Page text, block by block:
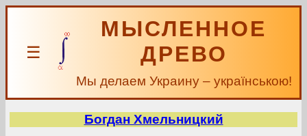
☰
МЫСЛЕННОЕ
ДРЕВО
Мы делаем Украину – українською!
Богдан Хмельницкий